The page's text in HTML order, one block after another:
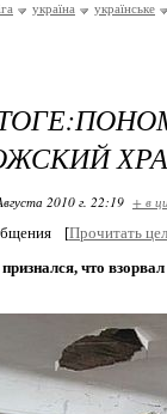
україна українське
2010 г. 22:19 + в
[Прочитать
что